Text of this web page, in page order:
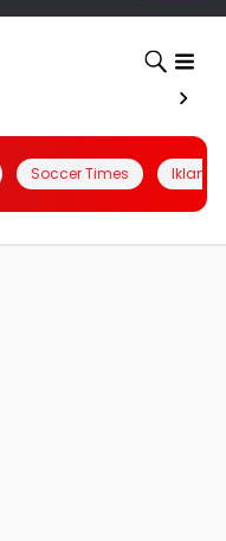
Soccer Times Iklanin